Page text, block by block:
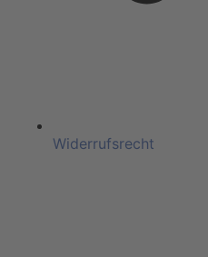
Widerrufsrecht